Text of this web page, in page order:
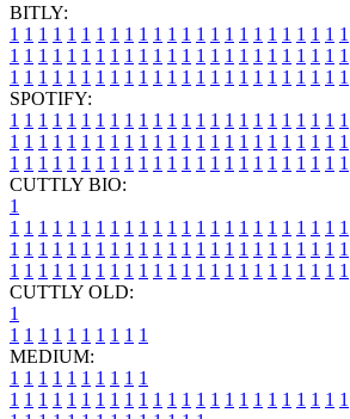
BITLY:
1 1 1 1 1 1 1 1 1 1 1 1 1 1 1 1 1 1 1 1 1 1 1 1
1 1 1 1 1 1 1 1 1 1 1 1 1 1 1 1 1 1 1 1 1 1 1 1
1 1 1 1 1 1 1 1 1 1 1 1 1 1 1 1 1 1 1 1 1 1 1 1
SPOTIFY:
1 1 1 1 1 1 1 1 1 1 1 1 1 1 1 1 1 1 1 1 1 1 1 1
1 1 1 1 1 1 1 1 1 1 1 1 1 1 1 1 1 1 1 1 1 1 1 1
1 1 1 1 1 1 1 1 1 1 1 1 1 1 1 1 1 1 1 1 1 1 1 1
CUTTLY BIO:
1
1 1 1 1 1 1 1 1 1 1 1 1 1 1 1 1 1 1 1 1 1 1 1 1
1 1 1 1 1 1 1 1 1 1 1 1 1 1 1 1 1 1 1 1 1 1 1 1
1 1 1 1 1 1 1 1 1 1 1 1 1 1 1 1 1 1 1 1 1 1 1 1
CUTTLY OLD:
1
1 1 1 1 1 1 1 1 1 1
MEDIUM:
1 1 1 1 1 1 1 1 1 1
1 1 1 1 1 1 1 1 1 1 1 1 1 1 1 1 1 1 1 1 1 1 1 1